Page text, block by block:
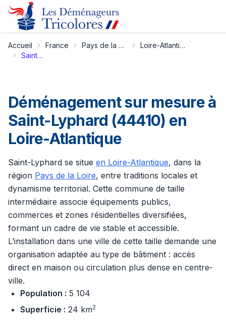
Accueil France Pays de la Loire
Loire-Atlantique
Saint-Lyphard
Déménagement sur mesure à
Saint-Lyphard (44410) en
Loire-Atlantique
Saint-Lyphard se situe en Loire-Atlantique, dans la
région Pays de la Loire, entre traditions locales et
dynamisme territorial. Cette commune de taille
intermédiaire associe équipements publics,
commerces et zones résidentielles diversifiées,
formant un cadre de vie stable et accessible.
L’installation dans une ville de cette taille demande une
organisation adaptée au type de bâtiment : accès
direct en maison ou circulation plus dense en centre-
ville.
Population : 5 104
Superficie : 24 km2